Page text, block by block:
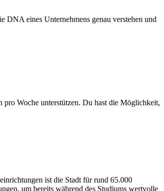
DNA eines Unternehmens genau verstehen und
Woche unterstützen. Du hast die Möglichkeit,
ist die Stadt für rund 65.000
um bereits während des Studiums wertvolle